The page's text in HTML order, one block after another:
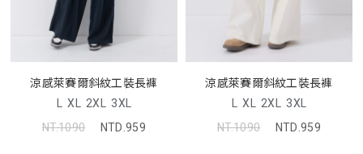
涼感萊賽爾斜紋工裝長褲
L XL 2XL 3XL
NT.1090
NTD.959
涼感萊賽爾斜紋工裝長褲
L XL 2XL 3XL
NT.1090
NTD.959